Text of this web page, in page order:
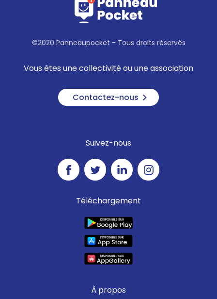
©2020 Panneaupocket - Tous droits réservés
Vous êtes une collectivité ou une association
Contactez-nous
Suivez-nous
Téléchargement
À propos